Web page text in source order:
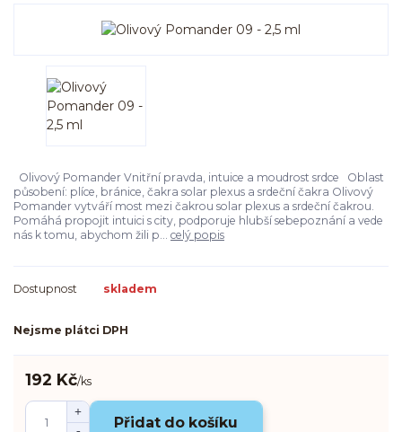
Olivový Pomander Vnitřní pravda, intuice a moudrost srdce Oblast
působení: plíce, bránice, čakra solar plexus a srdeční čakra Olivový
Pomander vytváří most mezi čakrou solar plexus a srdeční čakrou.
Pomáhá propojit intuici s city, podporuje hlubší sebepoznání a vede
nás k tomu, abychom žili p... celý popis
Dostupnost skladem
Nejsme plátci DPH
192 Kč/ks
Přidat do košíku